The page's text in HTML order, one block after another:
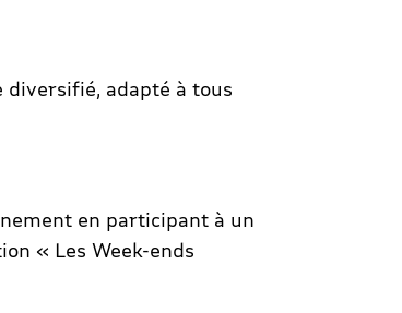
diversifié, adapté à tous
en participant à un
« Les Week-ends